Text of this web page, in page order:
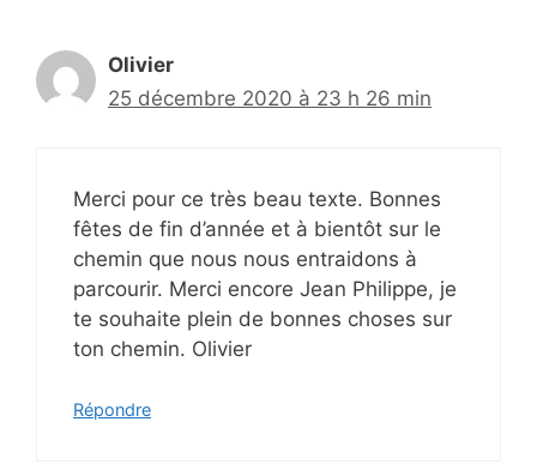
Olivier
25 décembre 2020 à 23 h 26 min
Merci pour ce très beau texte. Bonnes
fêtes de fin d’année et à bientôt sur le
chemin que nous nous entraidons à
parcourir. Merci encore Jean Philippe, je
te souhaite plein de bonnes choses sur
ton chemin. Olivier
Répondre